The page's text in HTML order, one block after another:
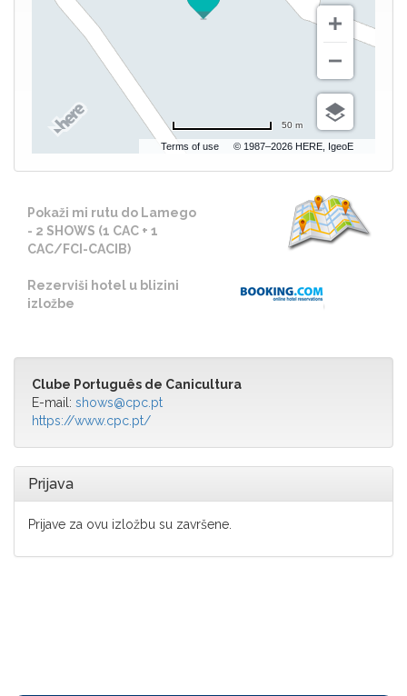
Terms of use © 1987–2026 HERE, IgeoE
50 m
Pokaži mi rutu do Lamego
- 2 SHOWS (1 CAC + 1
CAC/FCI-CACIB)
Rezerviši hotel u blizini
izložbe
Clube Português de Canicultura
E-mail: shows@cpc.pt
https://www.cpc.pt/
Prijava
Prijave za ovu izložbu su završene.